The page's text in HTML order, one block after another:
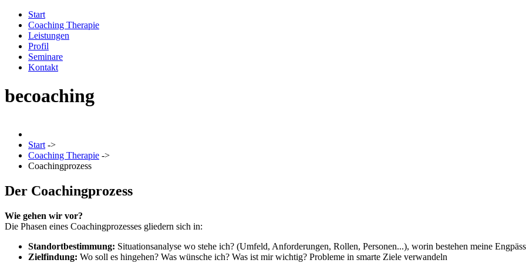
Start
Coaching Therapie
Leistungen
Profil
Seminare
Kontakt
becoaching
Start ->
Coaching Therapie ->
Coachingprozess
Der Coachingprozess
Wie gehen wir vor?
Die Phasen eines Coachingprozesses gliedern sich in:
Standortbestimmung: Situationsanalyse wo stehe ich? (Umfeld, Anforderungen, Rollen, Personen...), worin bestehen meine
Zielfindung: Wo soll es hingehen? Was wünsche ich? Was ist mir wichtig? Probleme in smarte Ziele verwandeln